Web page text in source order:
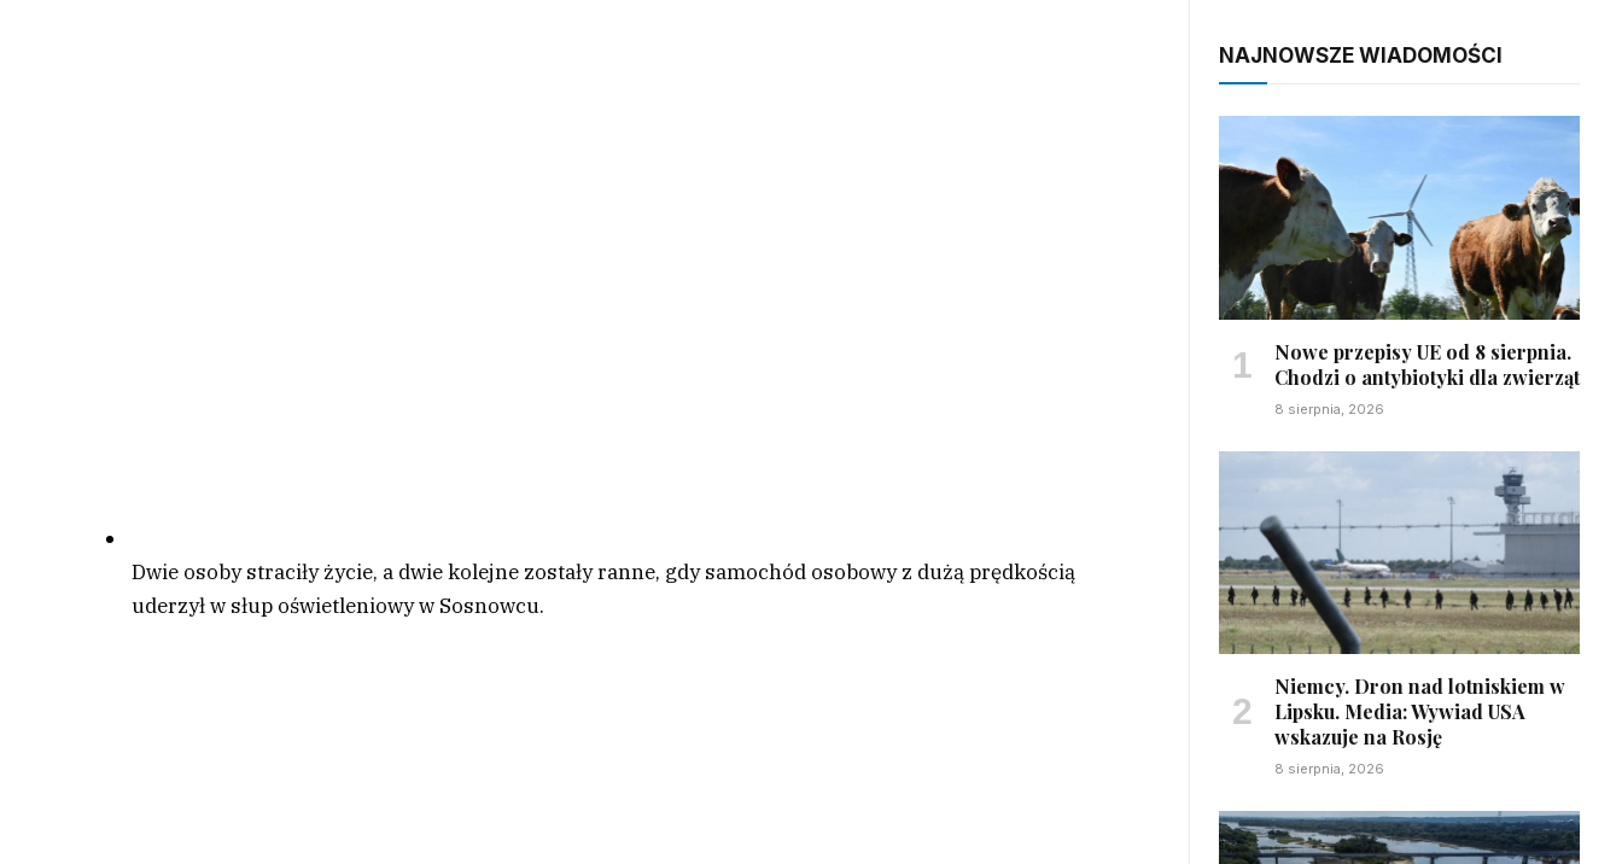
Dwie osoby straciły życie, a dwie kolejne zostały ranne, gdy samochód osobowy z dużą prędkością
uderzył w słup oświetleniowy w Sosnowcu.
NAJNOWSZE WIADOMOŚCI
Nowe przepisy UE od 8 sierpnia.
Chodzi o antybiotyki dla zwierząt
8 sierpnia, 2026
Niemcy. Dron nad lotniskiem w
Lipsku. Media: Wywiad USA
wskazuje na Rosję
8 sierpnia, 2026